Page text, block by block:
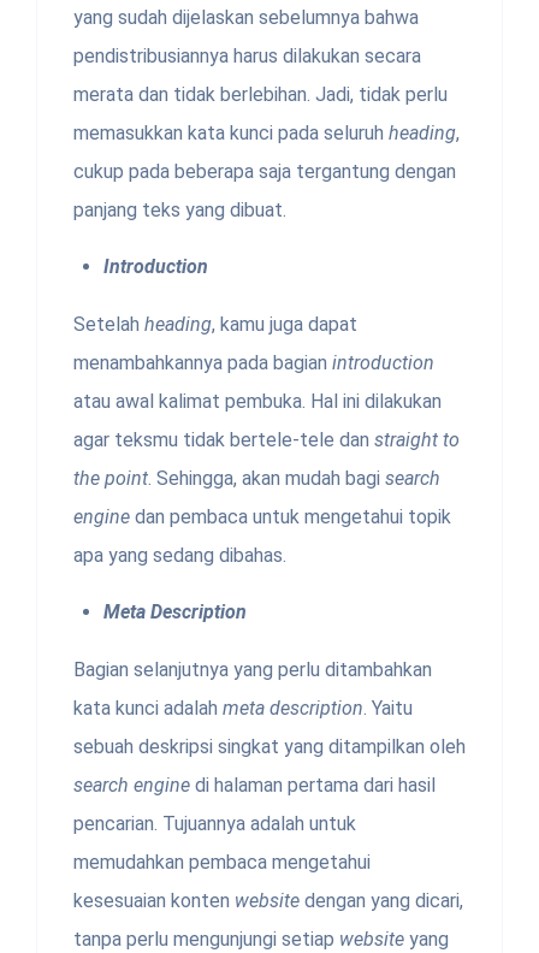
yang sudah dijelaskan sebelumnya bahwa
pendistribusiannya harus dilakukan secara
merata dan tidak berlebihan. Jadi, tidak perlu
memasukkan kata kunci pada seluruh heading,
cukup pada beberapa saja tergantung dengan
panjang teks yang dibuat.
Introduction
Setelah heading, kamu juga dapat
menambahkannya pada bagian introduction
atau awal kalimat pembuka. Hal ini dilakukan
agar teksmu tidak bertele-tele dan straight to
the point. Sehingga, akan mudah bagi search
engine dan pembaca untuk mengetahui topik
apa yang sedang dibahas.
Meta Description
Bagian selanjutnya yang perlu ditambahkan
kata kunci adalah meta description. Yaitu
sebuah deskripsi singkat yang ditampilkan oleh
search engine di halaman pertama dari hasil
pencarian. Tujuannya adalah untuk
memudahkan pembaca mengetahui
kesesuaian konten website dengan yang dicari,
tanpa perlu mengunjungi setiap website yang